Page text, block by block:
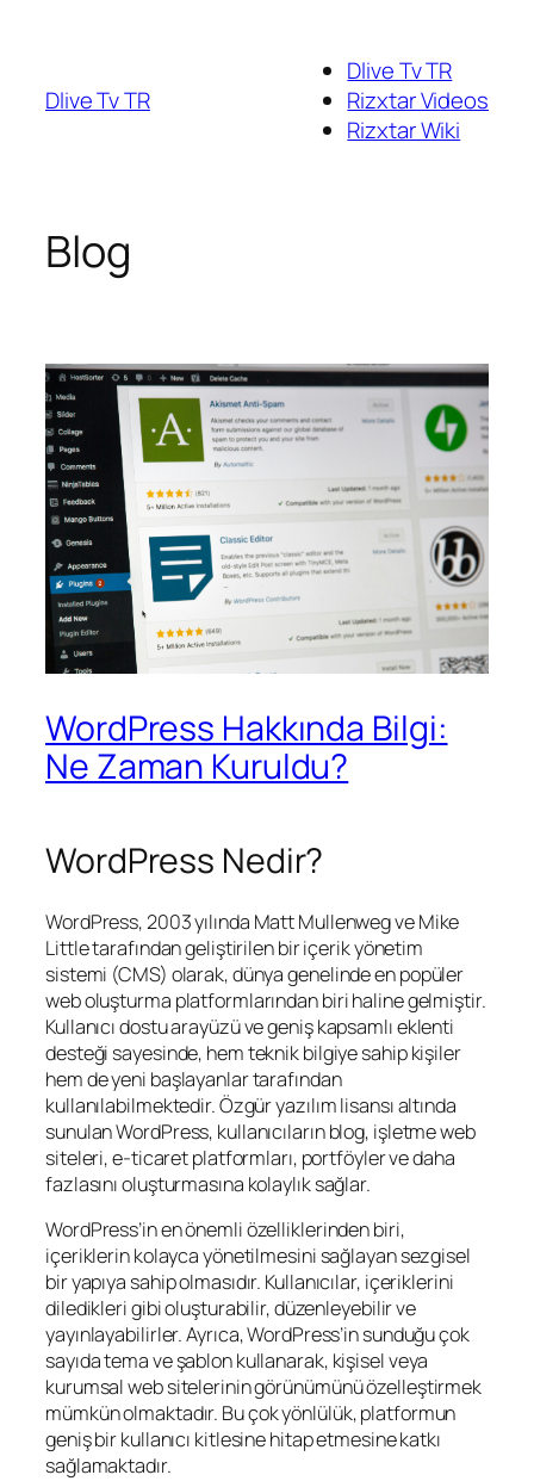
Dlive Tv TR
Dlive Tv TR
Rizxtar Videos
Rizxtar Wiki
Blog
WordPress Hakkında Bilgi:
Ne Zaman Kuruldu?
WordPress Nedir?
WordPress, 2003 yılında Matt Mullenweg ve Mike
Little tarafından geliştirilen bir içerik yönetim
sistemi (CMS) olarak, dünya genelinde en popüler
web oluşturma platformlarından biri haline gelmiştir.
Kullanıcı dostu arayüzü ve geniş kapsamlı eklenti
desteği sayesinde, hem teknik bilgiye sahip kişiler
hem de yeni başlayanlar tarafından
kullanılabilmektedir. Özgür yazılım lisansı altında
sunulan WordPress, kullanıcıların blog, işletme web
siteleri, e-ticaret platformları, portföyler ve daha
fazlasını oluşturmasına kolaylık sağlar.
WordPress’in en önemli özelliklerinden biri,
içeriklerin kolayca yönetilmesini sağlayan sezgisel
bir yapıya sahip olmasıdır. Kullanıcılar, içeriklerini
diledikleri gibi oluşturabilir, düzenleyebilir ve
yayınlayabilirler. Ayrıca, WordPress’in sunduğu çok
sayıda tema ve şablon kullanarak, kişisel veya
kurumsal web sitelerinin görünümünü özelleştirmek
mümkün olmaktadır. Bu çok yönlülük, platformun
geniş bir kullanıcı kitlesine hitap etmesine katkı
sağlamaktadır.